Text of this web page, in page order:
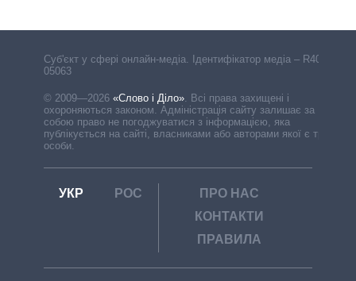
Cуб'єкт у сфері онлайн-медіа. Ідентифікатор медіа – R40-
05063
© 2009—2026 «Слово і Діло». Всі права захищені і
охороняються законом. Адміністрація сайту залишає за
собою право не погоджуватися з інформацією, яка
публікується на сайті, власниками або авторами якої є треті
особи.
УКР РОС
ПРО НАС
КОНТАКТИ
ПРАВИЛА